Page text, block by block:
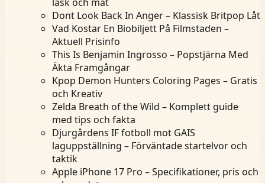
Dont Look Back In Anger – Klassisk Britpop Låt
Vad Kostar En Biobiljett På Filmstaden –
Aktuell Prisinfo
This Is Benjamin Ingrosso – Popstjärna Med
Äkta Framgångar
Kpop Demon Hunters Coloring Pages – Gratis
och Kreativ
Zelda Breath of the Wild – Komplett guide
med tips och fakta
Djurgårdens IF fotboll mot GAIS
laguppställning – Förväntade startelvor och
taktik
Apple iPhone 17 Pro – Specifikationer, pris och